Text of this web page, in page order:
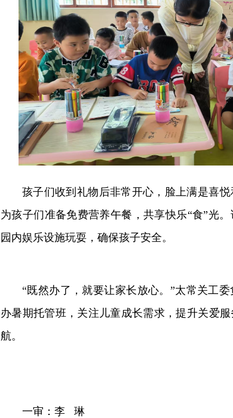
孩子们收到礼物后非常开心，脸上满是喜
为孩子们准备免费营养午餐，共享快乐“食”光。
园内娱乐设施玩耍，确保孩子安全。
“既然办了，就要让家长放心。”太常关工
办暑期托管班，关注儿童成长需求，提升关爱
航。
一审：李 琳